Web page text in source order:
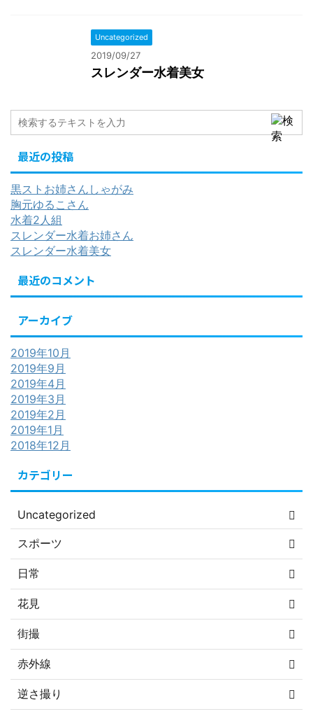
Uncategorized
2019/09/27
スレンダー水着美女
最近の投稿
黒ストお姉さんしゃがみ
胸元ゆるこさん
水着2人組
スレンダー水着お姉さん
スレンダー水着美女
最近のコメント
アーカイブ
2019年10月
2019年9月
2019年4月
2019年3月
2019年2月
2019年1月
2018年12月
カテゴリー
Uncategorized
スポーツ
日常
花見
街撮
赤外線
逆さ撮り